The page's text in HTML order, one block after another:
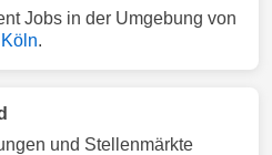
Jobs in der Umgebung von
Köln.
und Stellenmärkte